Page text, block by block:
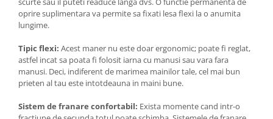
oprire suplimentara va permite sa fixati lesa flexi la o anumita
lungime.
Tipic flexi: Acest maner nu este doar ergonomic; poate fi reglat,
astfel incat sa poata fi folosit iarna cu manusi sau vara fara
manusi. Deci, indiferent de marimea mainilor tale, cel mai bun
prieten al tau este intotdeauna in maini bune.
Sistem de franare confortabil: Exista momente cand intr-o